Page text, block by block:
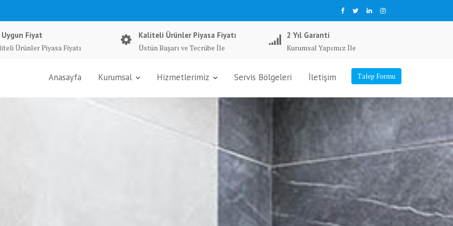
Uygun Fiyat
Ürünler Piyasa Fiyatı
Kaliteli Ürünler Piyasa Fiyatı
Üstün Başarı ve Tecrübe İle
2 Yıl Garanti
Kurumsal Yapımız İle
Talep Formu
Anasayfa Kurumsal Hizmetlerimiz Servis Bölgeleri İletişim